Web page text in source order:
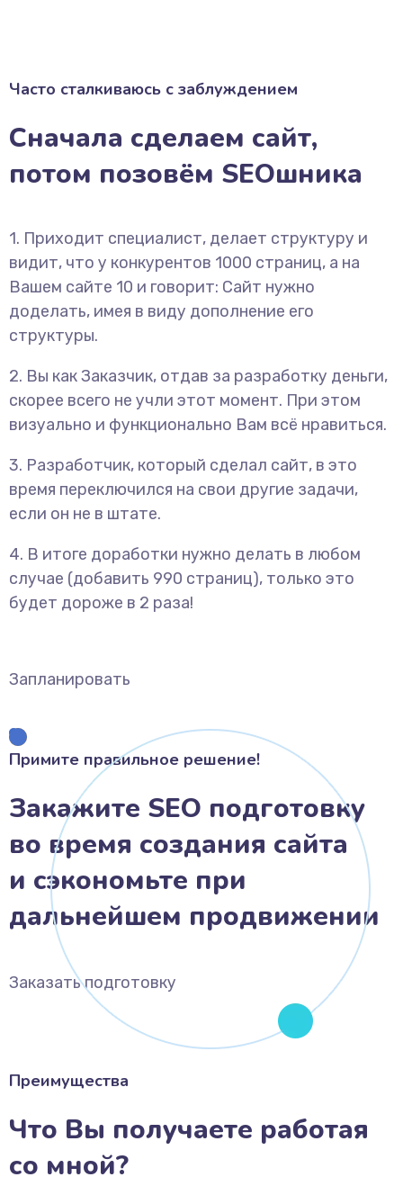
Часто сталкиваюсь с заблуждением
Сначала сделаем сайт,
потом позовём SEOшника
1. Приходит специалист, делает структуру и
видит, что у конкурентов 1000 страниц, а на
Вашем сайте 10 и говорит: Сайт нужно
доделать, имея в виду дополнение его
структуры.
2. Вы как Заказчик, отдав за разработку деньги,
скорее всего не учли этот момент. При этом
визуально и функционально Вам всё нравиться.
3. Разработчик, который сделал сайт, в это
время переключился на свои другие задачи,
если он не в штате.
4. В итоге доработки нужно делать в любом
случае (добавить 990 страниц), только это
будет дороже в 2 раза!
Запланировать
Примите правильное решение!
Закажите SEO подготовку
во время создания сайта
и сэкономьте при
дальнейшем продвижении
Заказать подготовку
Преимущества
Что Вы получаете работая
со мной?